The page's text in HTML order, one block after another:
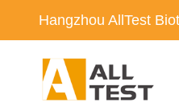
Hangzhou AllTest